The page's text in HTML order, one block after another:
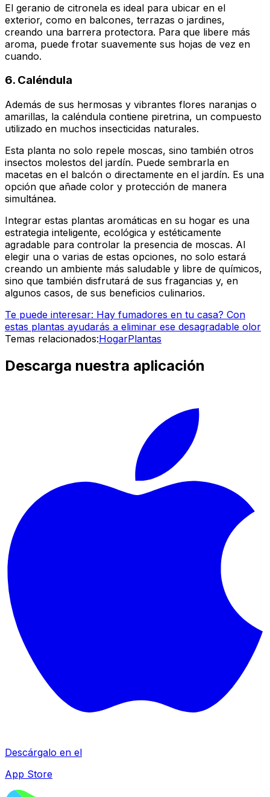
El geranio de citronela es ideal para ubicar en el
exterior, como en balcones, terrazas o jardines,
creando una barrera protectora. Para que libere más
aroma, puede frotar suavemente sus hojas de vez en
cuando.
6. Caléndula
Además de sus hermosas y vibrantes flores naranjas o
amarillas, la caléndula contiene piretrina, un compuesto
utilizado en muchos insecticidas naturales.
Esta planta no solo repele moscas, sino también otros
insectos molestos del jardín. Puede sembrarla en
macetas en el balcón o directamente en el jardín. Es una
opción que añade color y protección de manera
simultánea.
Integrar estas plantas aromáticas en su hogar es una
estrategia inteligente, ecológica y estéticamente
agradable para controlar la presencia de moscas. Al
elegir una o varias de estas opciones, no solo estará
creando un ambiente más saludable y libre de químicos,
sino que también disfrutará de sus fragancias y, en
algunos casos, de sus beneficios culinarios.
Te puede interesar: Hay fumadores en tu casa? Con
estas plantas ayudarás a eliminar ese desagradable olor
Temas relacionados:HogarPlantas
Descarga nuestra aplicación
Descárgalo en el
App Store